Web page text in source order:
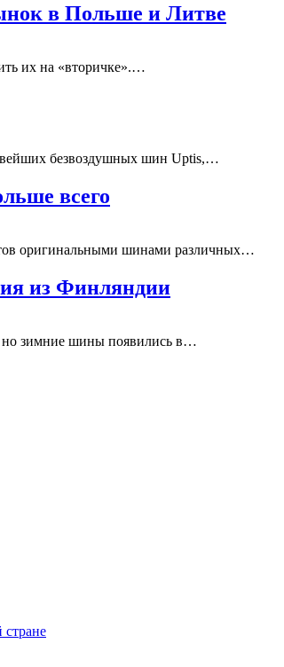
в Польше и Литве
их на «вторичке».…
безвоздушных шин Uptis,…
всего
оригинальными шинами различных…
из Финляндии
но зимние шины появились в…